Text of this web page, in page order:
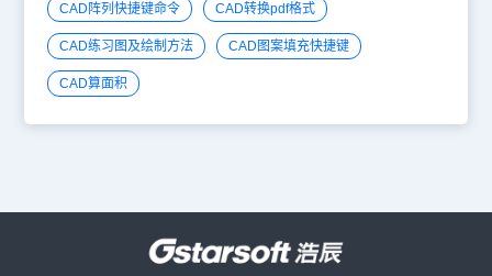
CAD阵列快捷键命令 CAD转换pdf格式
CAD练习图及绘制方法 CAD图案填充快捷键
CAD算面积